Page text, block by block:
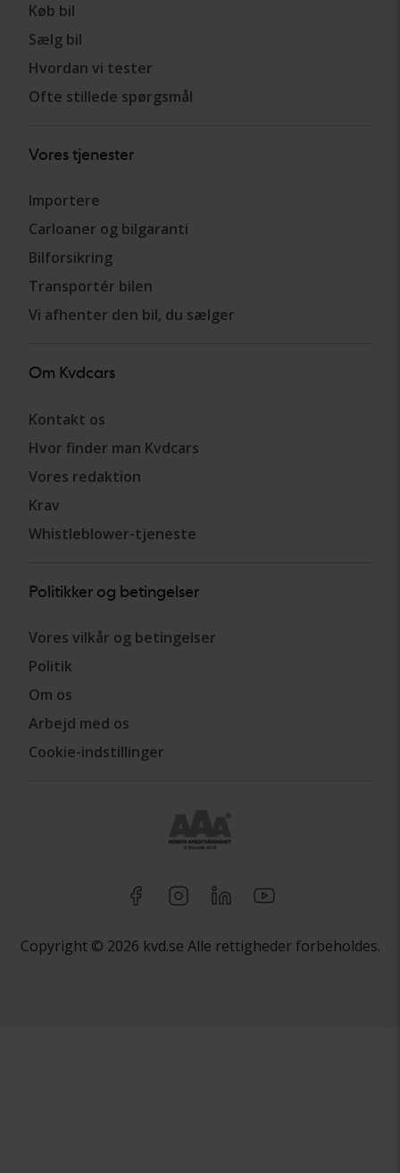
Køb bil
Sælg bil
Hvordan vi tester
Ofte stillede spørgsmål
Vores tjenester
Importere
Carloaner og bilgaranti
Bilforsikring
Transportér bilen
Vi afhenter den bil, du sælger
Om Kvdcars
Kontakt os
Hvor finder man Kvdcars
Vores redaktion
Krav
Whistleblower-tjeneste
Politikker og betingelser
Vores vilkår og betingelser
Politik
Om os
Arbejd med os
Cookie-indstillinger
Copyright © 2026 kvd.se Alle rettigheder forbeholdes.